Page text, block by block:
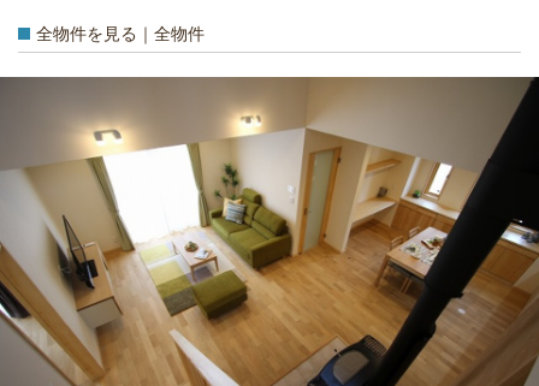
全物件を見る｜全物件